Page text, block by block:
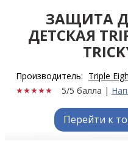
ЗАЩИТА
ДЕТСКАЯ
Производитель: Triple
5/5 балла |
Перейти к